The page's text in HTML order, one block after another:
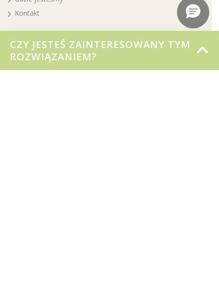
CZY JESTEŚ ZAINTERESOWANY TYM
ROZWIĄZANIEM?
Kontakt
Nasze wakacje
Zakwaterowanie
3 baseny, mnóstwo zabawy